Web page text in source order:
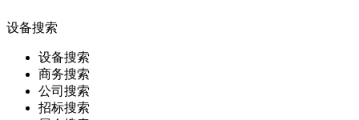
设备搜索
设备搜索
商务搜索
公司搜索
招标搜索